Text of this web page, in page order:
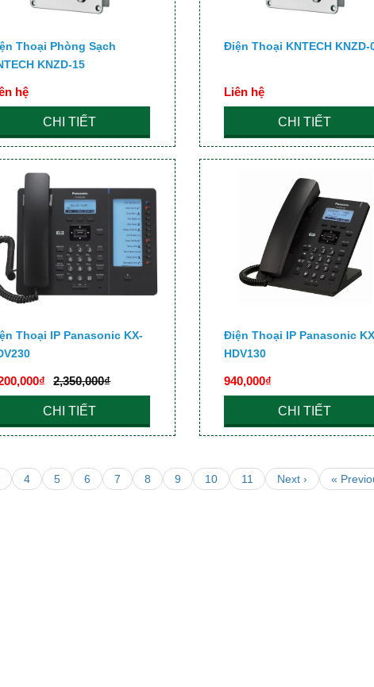
Thoại Phòng Sạch
KNZD-15
hệ
CHI TIẾT
Điện Thoại KNTECH KNZD-
Liên hệ
CHI TIẾT
Thoại IP Panasonic KX-
2,350,000₫
CHI TIẾT
Điện Thoại IP Panasonic
HDV130
940,000₫
CHI TIẾT
«
4 5 6 7 8 9 10 11 Next ›